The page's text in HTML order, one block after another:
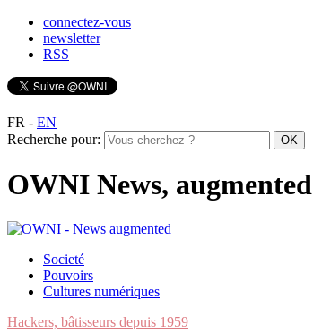
connectez-vous
newsletter
RSS
FR - EN
Recherche pour:
OWNI News, augmented
Societé
Pouvoirs
Cultures numériques
Hackers, bâtisseurs depuis 1959